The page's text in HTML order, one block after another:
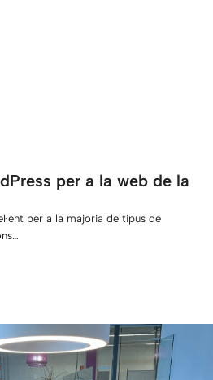
per a la web de la
per a la majoria de tipus de